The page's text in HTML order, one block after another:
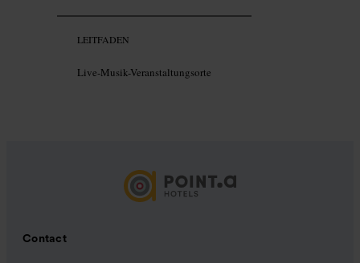
LEITFADEN
Live-Musik-Veranstaltungsorte
Contact